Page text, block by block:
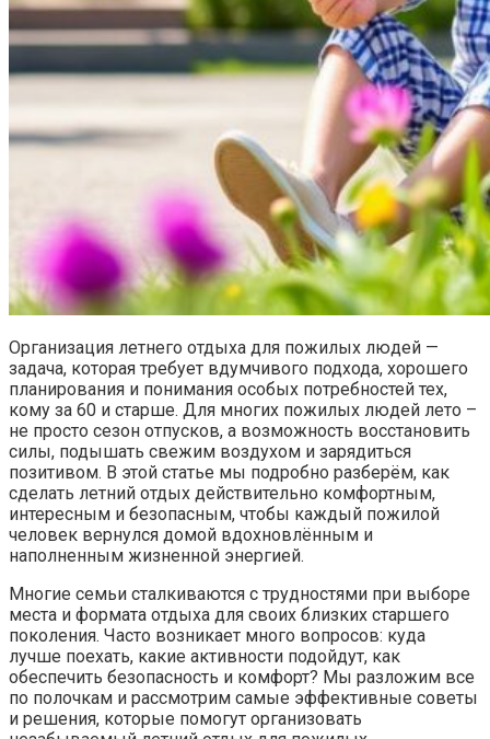
Организация летнего отдыха для пожилых людей —
задача, которая требует вдумчивого подхода, хорошего
планирования и понимания особых потребностей тех,
кому за 60 и старше. Для многих пожилых людей лето –
не просто сезон отпусков, а возможность восстановить
силы, подышать свежим воздухом и зарядиться
позитивом. В этой статье мы подробно разберём, как
сделать летний отдых действительно комфортным,
интересным и безопасным, чтобы каждый пожилой
человек вернулся домой вдохновлённым и
наполненным жизненной энергией.
Многие семьи сталкиваются с трудностями при выборе
места и формата отдыха для своих близких старшего
поколения. Часто возникает много вопросов: куда
лучше поехать, какие активности подойдут, как
обеспечить безопасность и комфорт? Мы разложим все
по полочкам и рассмотрим самые эффективные советы
и решения, которые помогут организовать